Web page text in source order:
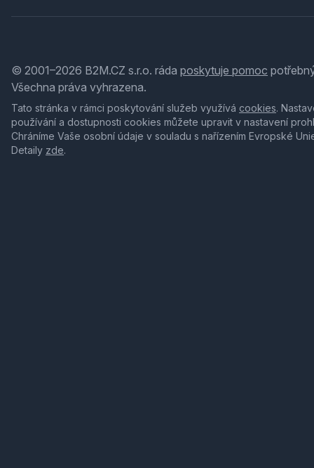
© 2001–2026 B2M.CZ s.r.o. ráda poskytuje pomoc
Všechna práva vyhrazena.
Tato stránka v rámci poskytování služeb využívá cookies.
používání a dostupnosti cookies můžete upravit v nastavení
Chráníme Vaše osobní údaje v souladu s nařízením Evropské
Detaily zde.